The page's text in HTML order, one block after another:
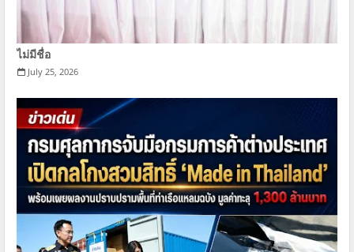
ไม่มีชื่อ
July 25, 2026